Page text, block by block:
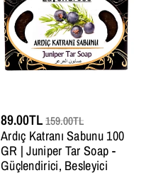
Ardıç Katranı Sabunu 100
GR | Juniper Tar Soap -
Güçlendirici, Besleyici
89.00TL159.00TL